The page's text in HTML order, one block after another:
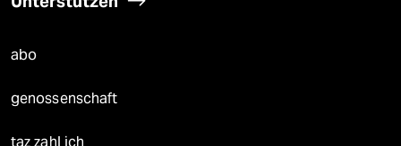
abo
genossenschaft
taz zahl ich